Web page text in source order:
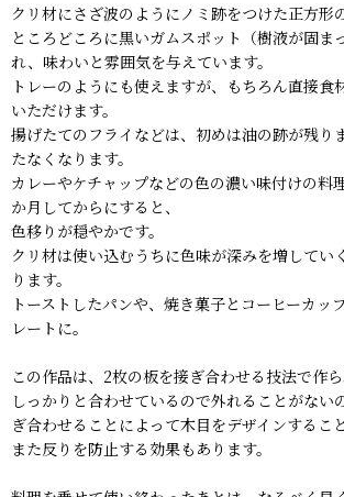
クリ材にさざ波のようにノミ跡をつけた正方形
ところどころに黒いガムスポット（樹液が固ま
れ、味わいと雰囲気を与えています。
トレーのようにも使えますが、もちろん直接食
いただけます。
揚げたてのフライなどは、初めは油の跡が残り
たなくなります。
カレーやケチャップなどの色の濃い味付けの料
か月してからにすると、
色移りが穏やかです。
クリ材は使い込むうちに色味が深みを増してい
ります。
トーストしたパンや、焼き菓子とコーヒーカッ
レートに。
この作品は、2枚の板を接ぎ合わせる技法で作ら
しっかりと合わせているので外れることがない
ぎ合わせることによって木目をデザインするこ
また反りを防止する効果もあります。